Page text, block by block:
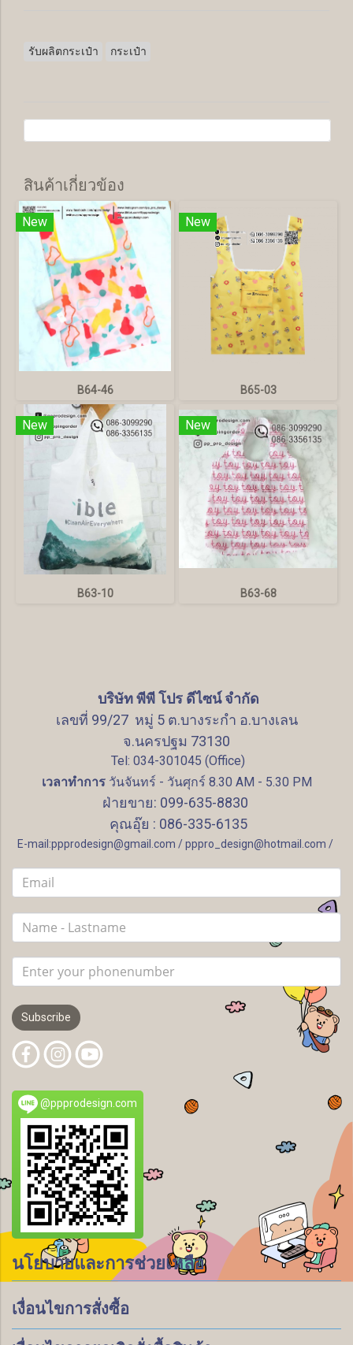
รับผลิตกระเป๋า กระเป๋า
สินค้าเกี่ยวข้อง
New
B64-46
New
B65-03
New
B63-10
New
B63-68
บริษัท พีพี โปร ดีไซน์ จำกัด
เลขที่ 99/27 หมู่ 5 ต.บางระกำ อ.บางเลน
จ.นครปฐม 73130
Tel: 034-301045 (Office)
เวลาทำการวันจันทร์ - วันศุกร์ 8.30 AM - 5.30 PM
ฝ่ายขาย: 099-635-8830
คุณอุ๊ย : 086-335-6135
E-mail:ppprodesign@gmail.com / pppro_design@hotmail.com /
Subscribe
@ppprodesign.com
นโยบายและการช่วยเหลือ
เงื่อนไขการสั่งซื้อ